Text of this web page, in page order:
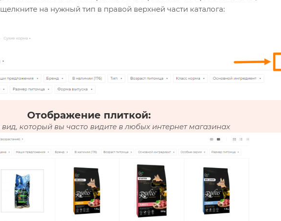
на нужный тип в правой верхней части каталога:
Отображение плиткой:
который вы часто видите в любых интернет магазинах